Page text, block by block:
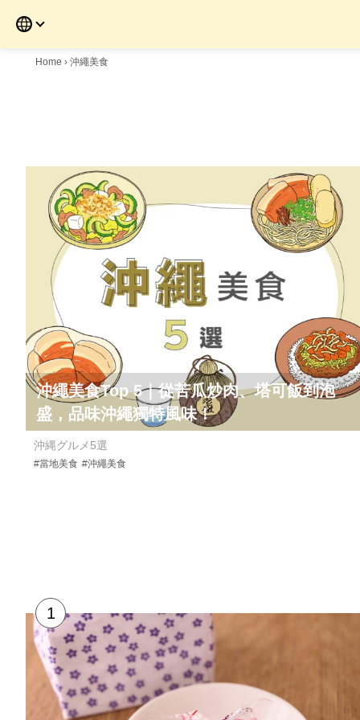
content
Home › 沖繩美食
沖繩美食Top 5｜從苦瓜炒肉、塔可飯到泡
盛，品味沖繩獨特風味！
沖縄グルメ5選
#當地美食 #沖繩美食